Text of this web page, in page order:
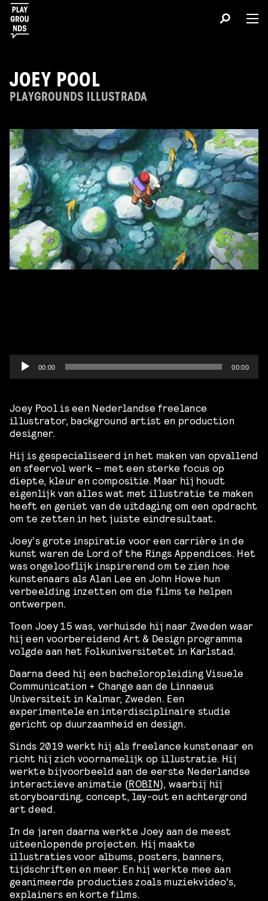
JOEY POOL
PLAYGROUNDS ILLUSTRADA
Audio
Player
00:00 00:00
Joey Pool is een Nederlandse freelance
illustrator, background artist en production
designer.
Hij is gespecialiseerd in het maken van opvallend
en sfeervol werk – met een sterke focus op
diepte, kleur en compositie. Maar hij houdt
eigenlijk van alles wat met illustratie te maken
heeft en geniet van de uitdaging om een opdracht
om te zetten in het juiste eindresultaat.
Joey’s grote inspiratie voor een carrière in de
kunst waren de Lord of the Rings Appendices. Het
was ongelooflijk inspirerend om te zien hoe
kunstenaars als Alan Lee en John Howe hun
verbeelding inzetten om die films te helpen
ontwerpen.
Toen Joey 15 was, verhuisde hij naar Zweden waar
hij een voorbereidend Art & Design programma
volgde aan het Folkuniversitetet in Karlstad.
Daarna deed hij een bacheloropleiding Visuele
Communication + Change aan de Linnaeus
Universiteit in Kalmar, Zweden. Een
experimentele en interdisciplinaire studie
gericht op duurzaamheid en design.
Sinds 2019 werkt hij als freelance kunstenaar en
richt hij zich voornamelijk op illustratie. Hij
werkte bijvoorbeeld aan de eerste Nederlandse
interactieve animatie (ROBIN), waarbij hij
storyboarding, concept, lay-out en achtergrond
art deed.
In de jaren daarna werkte Joey aan de meest
uiteenlopende projecten. Hij maakte
illustraties voor albums, posters, banners,
tijdschriften en meer. En hij werkte mee aan
geanimeerde producties zoals muziekvideo’s,
explainers en korte films.